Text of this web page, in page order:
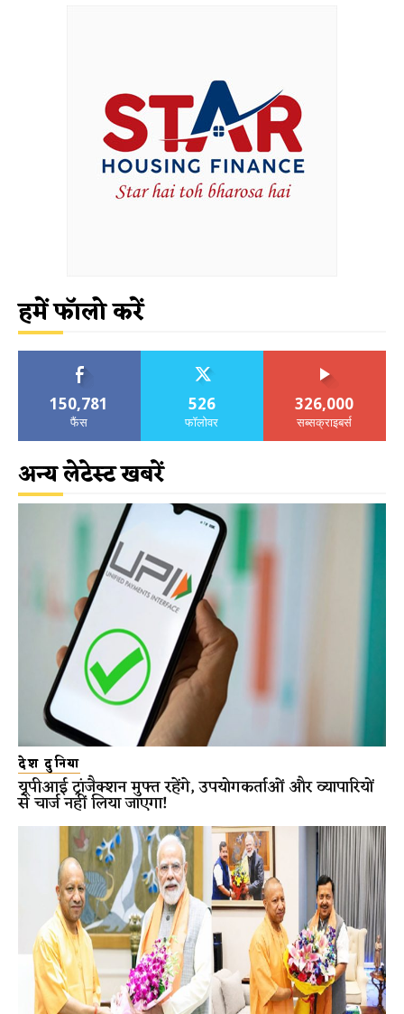
हमें फॉलो करें
150,781
फैंस
526
फॉलोवर
326,000
सब्सक्राइबर्स
अन्य लेटेस्ट खबरें
देश दुनिया
यूपीआई ट्रांजैक्शन मुफ्त रहेंगे, उपयोगकर्ताओं और व्यापारियों
से चार्ज नहीं लिया जाएगा!